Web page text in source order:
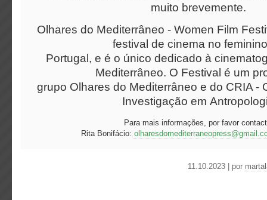
muito brevemente.
Olhares do Mediterrâneo - Women Film
festival de cinema no
Portugal, e é o único dedicado à
Mediterrâneo. O Festival é um
grupo Olhares do Mediterrâneo e do CRIA -
Investigação em
Para mais informações, por favor
Rita Bonifácio:
11.10.2023 | por